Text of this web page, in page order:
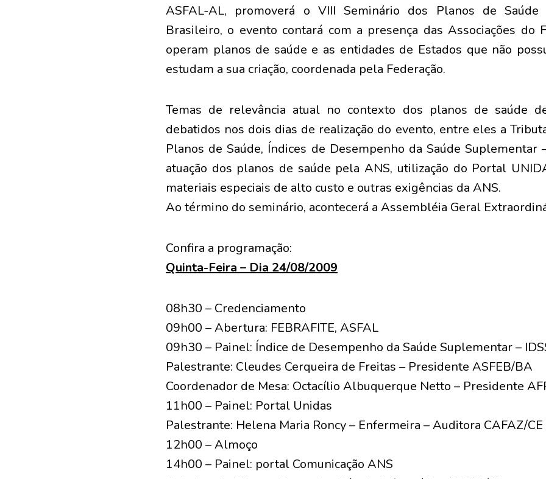
ASFAL-AL, promoverá o VIII Seminário dos Planos de Saúde
Brasileiro, o evento contará com a presença das Associações do
operam planos de saúde e as entidades de Estados que não
estudam a sua criação, coordenada pela Federação.
Temas de relevância atual no contexto dos planos de saúde
debatidos nos dois dias de realização do evento, entre eles a
Planos de Saúde, Índices de Desempenho da Saúde Suplementar
atuação dos planos de saúde pela ANS, utilização do Portal
materiais especiais de alto custo e outras exigências da ANS.
Ao término do seminário, acontecerá a Assembléia Geral
Confira a programação:
Quinta-Feira – Dia 24/08/2009
08h30 – Credenciamento
09h00 – Abertura: FEBRAFITE, ASFAL
09h30 – Painel: Índice de Desempenho da Saúde Suplementar –
Palestrante: Cleudes Cerqueira de Freitas – Presidente ASFEB/BA
Coordenador de Mesa: Octacílio Albuquerque Netto – Presidente
11h00 – Painel: Portal Unidas
Palestrante: Helena Maria Roncy – Enfermeira – Auditora CAFAZ/CE
12h00 – Almoço
14h00 – Painel: portal Comunicação ANS